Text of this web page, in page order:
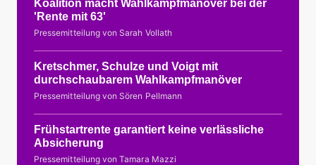
Koalition macht Wahlkampfmanöver bei der
'Rente mit 63'
Pressemitteilung von Sarah Vollath
Kretschmer, Schulze und Voigt mit
durchschaubarem Wahlkampfmanöver
Pressemitteilung von Sören Pellmann
Frühstartrente garantiert keine verlässliche
Absicherung
Pressemitteilung von Tamara Mazzi